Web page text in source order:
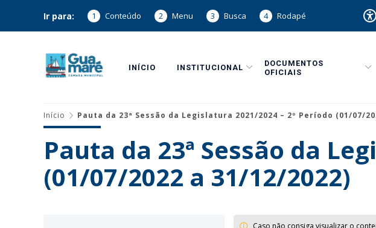
Ir para: 1 Conteúdo 2 Menu 3 Busca 4 Rodapé
INÍCIO INSTITUCIONAL
DOCUMENTOS
OFICIAIS
Início Pauta da 23ª Sessão da Legislatura 2021/2024 – 2º Período (01/07/
Pauta da 23ª Sessão da
(01/07/2022 a 31/12/2022)
Caso não consiga visualizar o